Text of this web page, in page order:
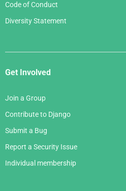
Code of Conduct
Diversity Statement
Get Involved
Join a Group
Contribute to Django
Submit a Bug
Report a Security Issue
Individual membership